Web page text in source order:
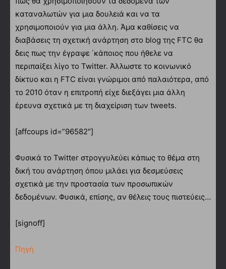
καταναλωτών για μια δουλειά και να τα
χρησιμοποιούν για μια άλλη. Άμα καθίσεις να
διαβάσεις τη σχετική ανάρτηση στο blog της FTC θα
δεις πως την έγραψε ΄κάποιος που ήθελε να
περιπαίξει λίγο το Twitter. Άλλωστε το κοινωνικό
δίκτυο και η FTC είναι γνώριμοι από παλαιότερα, από
το 2010 όταν η επιτροπή είχε διεξάγει μια άλλη
έρευνα σχετικά με τη διαχείριση των tweets.
[affcoups id=”96582″]
Φυσικά το Twitter στρογγυλεύει κάπως το θέμα στη
δική του ανάρτηση όπου μιλάει για δεσμεύσεις
σχετικά με την προστασία των προσωπικών
δεδομένων. Φυσικά, επίσης, αν θέλεις τους πιστεύεις…
[signoff]
Πηγή